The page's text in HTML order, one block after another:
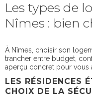
Les types de
Nîmes : bien
À Nîmes, choisir son
trancher entre budget,
aperçu concret pour vous
LES RÉSIDENCES
CHOIX DE LA